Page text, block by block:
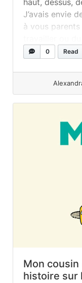
haut, dessus,
J’avais envie
à vous
tout-petits sur
autour,... »
0 Read
Mon cousin
histoire sur